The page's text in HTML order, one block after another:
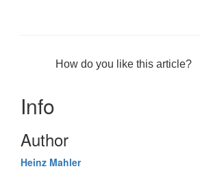
How do you like this article?
Info
Author
Heinz Mahler